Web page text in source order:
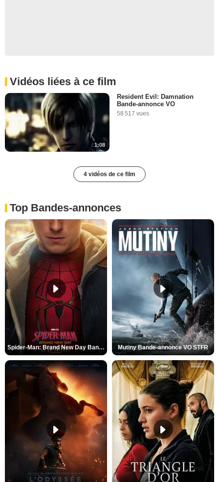
Vidéos liées à ce film
1:08
Resident Evil: Damnation
Bande-annonce VO
58 517 vues
4 vidéos de ce film
Top Bandes-annonces
Spider-Man: Brand New Day Bande-annonce VO STFR Mutiny Bande-annonce VO STFR